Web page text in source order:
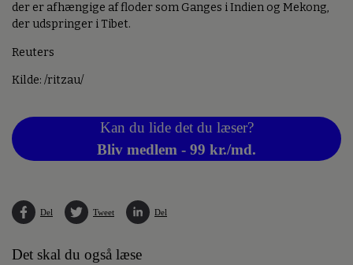
der er afhængige af floder som Ganges i Indien og Mekong,
der udspringer i Tibet.
Reuters
Kilde: /ritzau/
Kan du lide det du læser?
Bliv medlem - 99 kr./md.
Del Tweet Del
Det skal du også læse